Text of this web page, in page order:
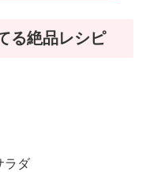
る絶品レシピ
ラダ